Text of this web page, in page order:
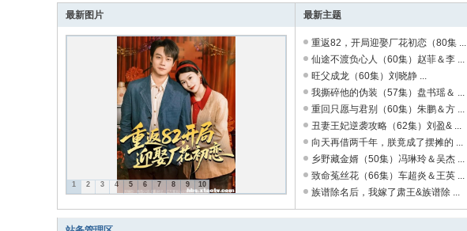
最新图片
1 2 3 4 5 6 7 8 9 10
最新主题
重返82，开局迎娶厂花初恋（80集 ...
仙途不渡负心人（60集）赵菲＆李 ...
旺父成龙（60集）刘晓静 ...
我撕碎他的伪装（57集）盘书瑶＆ ...
重回只愿与君别（60集）朱鹏＆方 ...
丑妻王妃逆袭攻略（62集）刘盈& ...
向天再借两千年，朕竟成了摆摊的 ...
乡野藏金婿（50集）冯琳玲＆吴杰 ...
致命菟丝花（66集）车超炎＆王英 ...
族谱除名后，我嫁了肃王&族谱除 ...